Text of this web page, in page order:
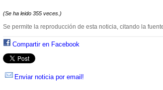
(Se ha leido 355 veces.)
Se permite la reproducción de esta noticia, citando la
Compartir en Facebook
Enviar noticia por email!